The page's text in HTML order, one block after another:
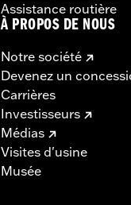
Assistance routière
À PROPOS DE NOUS
Notre société
Devenez un
Carrières
Investisseurs
Médias
Visites d'usine
Musée